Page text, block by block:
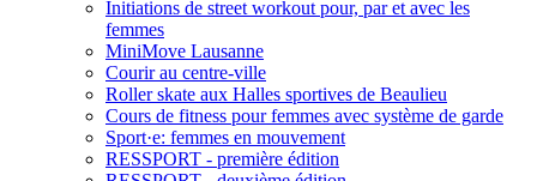
Initiations de street workout pour, par et avec les
femmes
MiniMove Lausanne
Courir au centre-ville
Roller skate aux Halles sportives de Beaulieu
Cours de fitness pour femmes avec système de garde
Sport·e: femmes en mouvement
RESSPORT - première édition